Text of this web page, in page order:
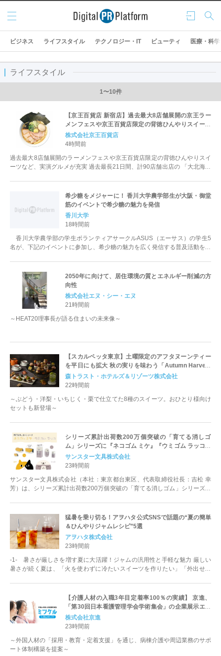
ログ
イン
検索
メニ
ュー
ビジネス ライフスタイル テクノロジー・IT ビューティ 医療・科学
ライフスタイル
1〜10件
【京王百貨店 新宿店】過去最大8店舗展開の京王ラー
メンフェスや京王百貨店限定の背徳ひんやりスイーツ
など、実演グルメが充実 過去最長21日間、計90店舗
出店の 「大北海道展」
株式会社京王百貨店
4時間前
過去最大8店舗展開のラーメンフェスや京王百貨店限定の背徳ひんやりスイ
ーツなど、実演グルメが充実 過去最長21日間、計90店舗出店の 「大北海道
希少糖をメジャーに！ 香川大学農学部生が大阪・御堂
筋のイベントで希少糖の魅力を発信
香川大学
18時間前
香川大学農学部の学生ボランティアサークルASUS（エーサス）の学生5
名が、下記のイベントに参加し、希少糖の魅力を広く発信する普及活動を実
2050年に向けて、居住環境の質とエネルギー削減の方
向性
株式会社エヌ・シー・エヌ
21時間前
～HEAT20理事長が語る住まいの未来像～
【スカルペッタ東京】土曜限定のアフタヌーンティー
を平日にも拡大 秋の実りを味わう「Autumn Harvest
Afternoon Tea」9月1日スタート
森トラスト・ホテルズ＆リゾーツ株式会社
22時間前
～ぶどう・洋梨・いちじく・栗で仕立てた8種のスイーツ。おひとり様向け
セットも新登場～
シリーズ累計出荷数200万個突破の「育てる消しゴ
ム」シリーズに『ネコゴム ミケ』『ウミゴム ラッコ』
が仲間入り！
サンスター文具株式会社
23時間前
サンスター文具株式会社（本社：東京都台東区、代表取締役社長：吉松 幸
芳）は、シリーズ累計出荷数200万個突破の「育てる消しゴム」シリーズか
猛暑を乗り切る！アヲハタ公式SNSで話題の“夏の簡単
＆ひんやりジャムレシピ”5選
アヲハタ株式会社
23時間前
-1- 暑さが厳しさを増す夏に大活躍！ジャムの汎用性と手軽な魅力 厳しい
暑さが続く夏は、「火を使わずに冷たいスイーツを作りたい」「外出せず
【介護人材の入職3年目定着率100％の実績】 京進、
「第30回日本看護管理学会学術集会」の企業展示エリ
アに出展
株式会社京進
23時間前
～外国人材の「採用・教育・定着支援」を通じ、病棟介護や周辺業務のサポ
ート体制構築を提案～